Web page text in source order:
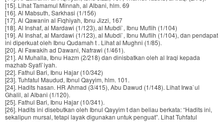
[15]. Lihat Tamamul Minnah, al Albani, hlm. 69
[16]. Al Mabsuth, Sarkhasi (1/156)
[17]. Al Qawanin al Fiqhiyah, Ibnu Jizzi, 167
[18]. Al Inshaf, al Mardawi (1/123), al Mubdi`, Ibnu Muflih (1/104)
[19]. Al Inshaf, al Mardawi (1/123), al Mubdi`, Ibnu Muflih (1/104), dan pendapat
ini diperkuat oleh Ibnu Qudamah t . Lihat al Mughni (1/85).
[20]. Al Fawakih ad Dawani, Nafrawi (1/461).
[21]. Al Muhalla, Ibnu Hazm (2/218) dan dinisbatkan oleh al Iraqi kepada
mazhab Syafi`iyah.
[22]. Fathul Bari, Ibnu Hajar (10/342)
[23]. Tuhfatul Maudud, Ibnul Qayyim, hlm. 101.
[24]. Hadits hasan. HR Ahmad (3/415), Abu Dawud (1/148). Lihat Irwa`ul
Ghalil, al Albani (1/120).
[25]. Fathul Bari, Ibnu Hajar (10/341).
[26]. Hadits ini disebutkan oleh Ibnul Qayyim t dan beliau berkata: “Hadits ini,
sekalipun mursal, tetapi layak digunakan untuk penguat”. Lihat Tuhfatul